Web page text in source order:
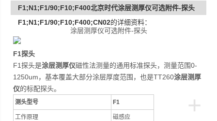
F1;N1;F1/90;F10;F400北京时代涂层测厚仪可选附件-探头
F1;N1;F1/90;F10;F400;CN02的详细资料：
涂层测厚仪可选附件-探头
F1探头
F1探头是涂层测厚仪磁性法测量的通用标准探头，测量范围0-
1250um，基本覆盖大部分涂层厚度范围，也是TT260涂层测厚
仪的标配探头。
+
测头型号 F1
工作原理 磁感应